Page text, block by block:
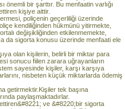
önemli bir şarttır. Bu menfaatin varlığı
kişiye aittir.
poliçenin geçerliliği üzerinde
kendiliğinden hükmünü yitirmekte,
değişikliğinden etkilenmemekte,
da sigorta konusu üzerinde menfaati ele
olan kişilerin, belirli bir miktar para
sonucu fiilen zarara uğrayanların
sayesinde kişiler, karşı karşıya
nisbeten küçük miktarlarda ödemiş
getirmektir.Kişiler tek başına
paylaşmaktadırlar.
ve &#8220;bir sigorta